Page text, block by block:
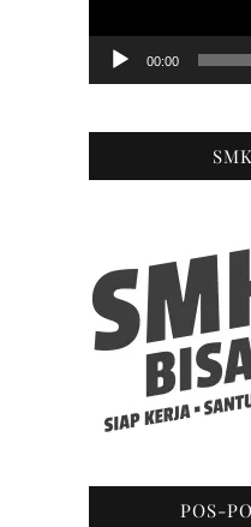
00:00
POS-